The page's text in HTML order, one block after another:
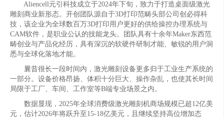
Aliencell元引科技成立于2024年下旬，致力于打造桌面级激光
雕刻商业新形态。开创团队源自于3D打印范畴头部公司创必得科
技，该企业为全球数百万3D打印用户更好的供给操控办理系统与
CAM软件，是职业公认的技能龙头。团队具有十余年Maker东西范
畴创业与产品化经历，具有深沉的软硬件研制才能、敏锐的用户洞
悉与全球化落地才能。
曩昔很长一段时间内，激光雕刻设备更多归于工业生产系统的
一部分。设备价格昂扬、体积十分巨大、操作杂乱，也使其长时间
局限于工厂、车间、工作室等B端专业场景之内。
数据显现，2025年全球消费级激光雕刻机商场规模已超12亿美
元，估计2026年将跃升至15-18亿美元，且继续坚持高位增加态